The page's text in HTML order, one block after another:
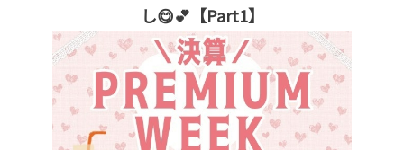
し😋💕【Part1】